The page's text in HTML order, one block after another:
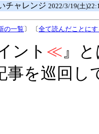
チャレンジ 2022/3/19(土
の一覧〕 〔全て読んだことに
ント ≪』
事を巡回